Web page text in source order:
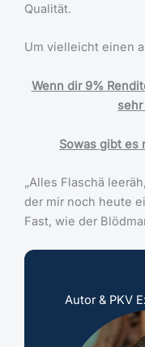
Qualität.
Um vielleicht einen
Wenn dir 9%
Sowas gibt es
„Alles Flaschä
der mir noch heute
Fast, wie der
Autor & PKV